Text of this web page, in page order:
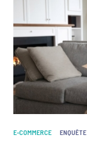
E-COMMERCE ENQUÊTE